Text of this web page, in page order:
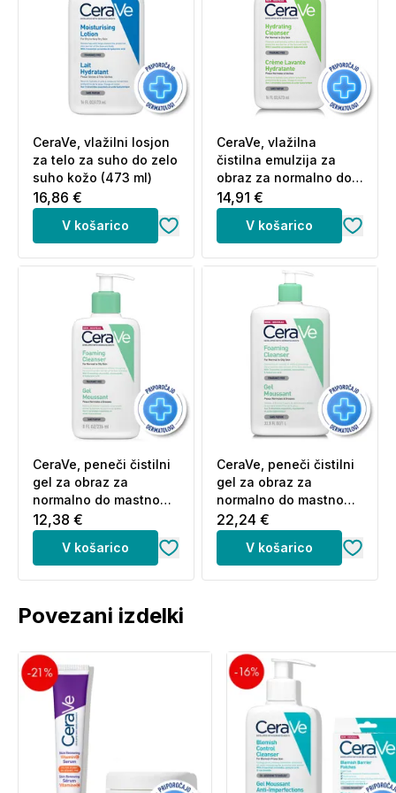
CeraVe, vlažilni losjon
za telo za suho do zelo
suho kožo (473 ml)
16,86 €
V košarico
CeraVe, vlažilna
čistilna emulzija za
obraz za normalno do
suho kožo (473 ml)
14,91 €
V košarico
CeraVe, peneči čistilni
gel za obraz za
normalno do mastno
kožo (236 ml)
12,38 €
V košarico
CeraVe, peneči čistilni
gel za obraz za
normalno do mastno
kožo (1000 ml)
22,24 €
V košarico
Povezani izdelki